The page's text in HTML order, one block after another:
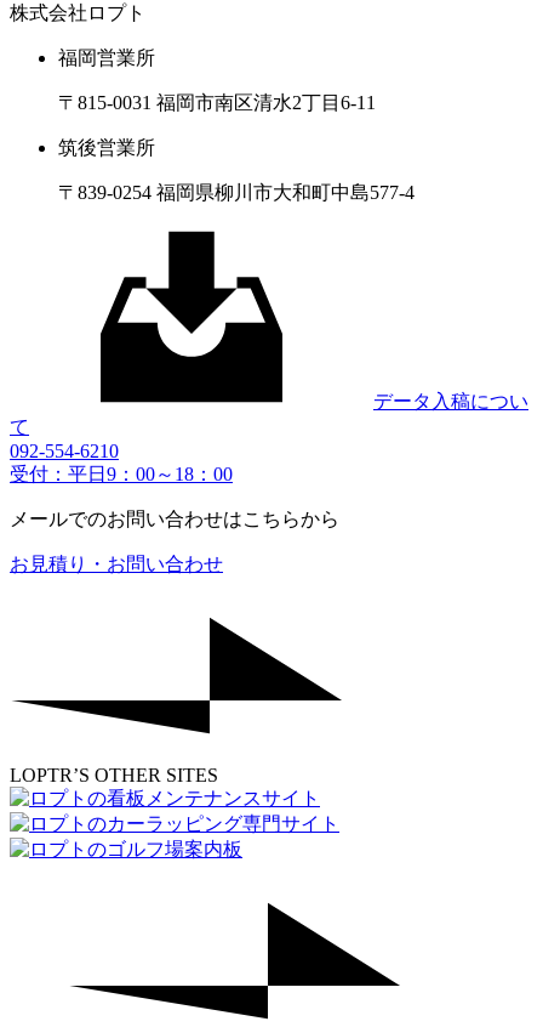
株式会社ロプト
福岡営業所
〒815-0031 福岡市南区清水2丁目6-11
筑後営業所
〒839-0254 福岡県柳川市大和町中島577-4
データ入稿につい
て
092-554-6210
受付：平日9：00～18：00
メールでのお問い合わせはこちらから
お見積り・お問い合わせ
LOPTR’S OTHER SITES